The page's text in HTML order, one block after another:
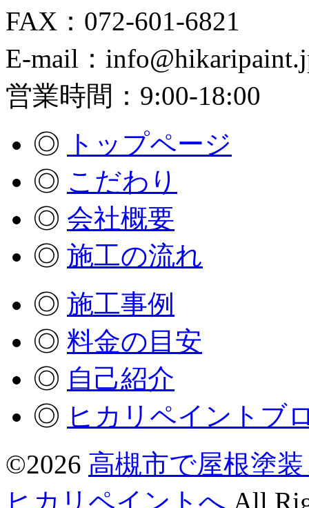
FAX：072-601-6821
E-mail：
営業時間：9:00-18:00
◎
トップページ
◎ こだわり
◎ 会社概要
◎ 施工の流れ
◎ 施工事例
◎ 料金の目安
◎ 自己紹介
◎ ヒカリペイントブ
©2026 高槻市で屋根塗
ヒカリペイントへ All